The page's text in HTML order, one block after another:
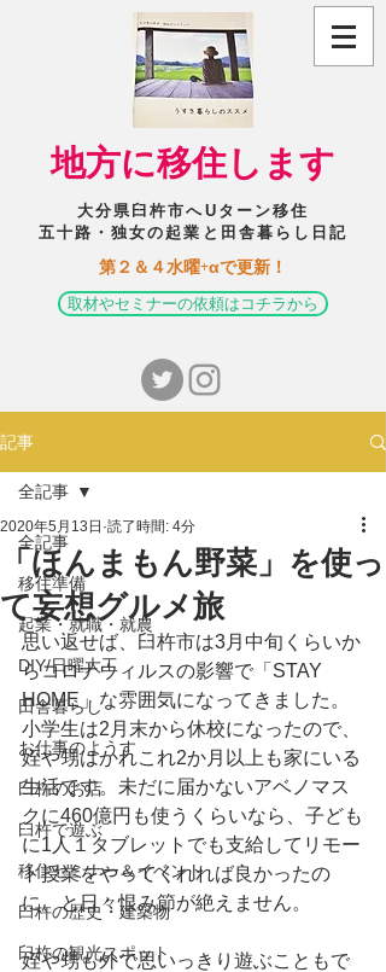
​地方に移住します
大分県臼杵市へUターン移住
五十路・独女の起業と田舎暮らし日記
​第２＆４水曜+αで更新！
取材やセミナーの依頼はコチラから
記事
全記事
移住準備
起業・就職・就農
DIY/日曜大工
田舎暮らし
お仕事のようす
臼杵のお店
臼杵で遊ぶ
移住セミナー＆イベント
臼杵の歴史・建築物
臼杵の観光スポット
全記事
「ほんまもん野菜」を使っ
て妄想グルメ旅
2020年5月13日 読了時間: 4分
思い返せば、臼杵市は3月中旬くらいか
らコロナウィルスの影響で「STAY
HOME」な雰囲気になってきました。
小学生は2月末から休校になったので、
姪や甥はかれこれ2か月以上も家にいる
生活です。未だに届かないアベノマス
クに460億円も使うくらいなら、子ども
に1人１タブレットでも支給してリモー
ト授業をやってくれれば良かったの
に、と日々恨み節が絶えません。
姪や甥も外で思いっきり遊ぶこともで